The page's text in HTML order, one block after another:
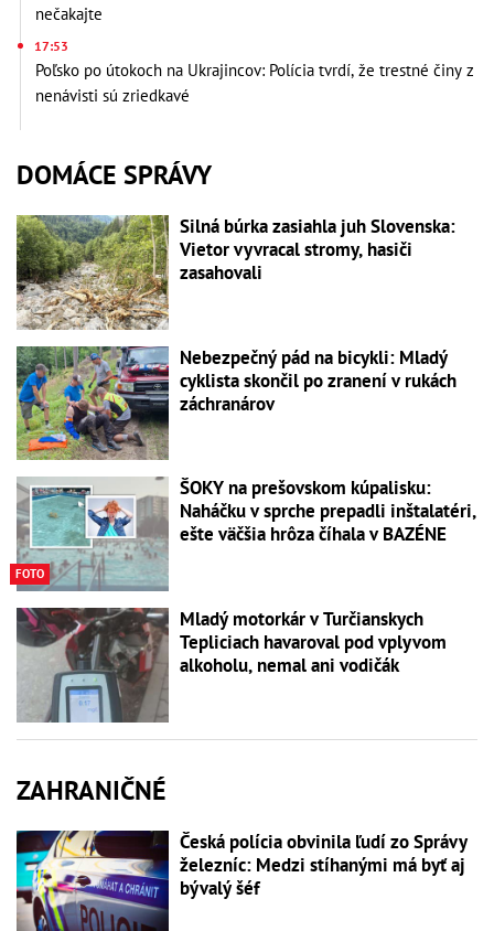
nečakajte
17:53
Poľsko po útokoch na Ukrajincov: Polícia tvrdí, že trestné činy z
nenávisti sú zriedkavé
DOMÁCE SPRÁVY
Silná búrka zasiahla juh Slovenska:
Vietor vyvracal stromy, hasiči
zasahovali
Nebezpečný pád na bicykli: Mladý
cyklista skončil po zranení v rukách
záchranárov
FOTO
ŠOKY na prešovskom kúpalisku:
Naháčku v sprche prepadli inštalatéri,
ešte väčšia hrôza číhala v BAZÉNE
Mladý motorkár v Turčianskych
Tepliciach havaroval pod vplyvom
alkoholu, nemal ani vodičák
ZAHRANIČNÉ
Česká polícia obvinila ľudí zo Správy
železníc: Medzi stíhanými má byť aj
bývalý šéf